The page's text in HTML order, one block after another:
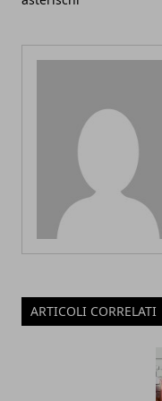
ARTICOLI CORRELATI